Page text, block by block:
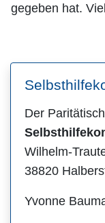
gegeben hat.
Der
Wilhelm-
38820
Yvonne